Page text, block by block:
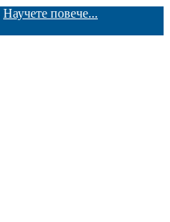
Научете повече...